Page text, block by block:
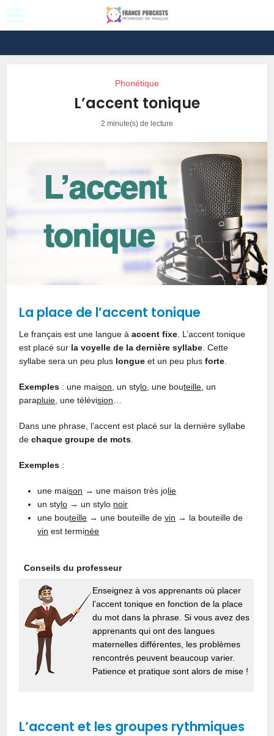
Phonétique
L’accent tonique
2 minute(s) de lecture
La place de l’accent tonique
Le français est une langue àaccent fixe . L’accent tonique
est placé sur la voyelle de la dernière syllabe . Cette
syllabe sera un peu plus longue et un peu plusforte
Exemples : une maison , un stylo , une bouteille , un
parapluie , une télévision
Dans une phrase, l’accent est placé sur la dernière syllabe
dechaque groupe de mots
Exemples :
une maison → une maison très jolie
un stylo → un stylo noir
une bouteille → une bouteille devin → la bouteille de
vin est terminée
Conseils du professeur
Enseignez à vos apprenants où placer
l’accent tonique en fonction de la place
du mot dans la phrase. Si vous avez des
apprenants qui ont des langues
maternelles différentes, les problèmes
rencontrés peuvent beaucoup varier.
Patience et pratique sont alors de mise !
L’accent et les groupes rythmiques